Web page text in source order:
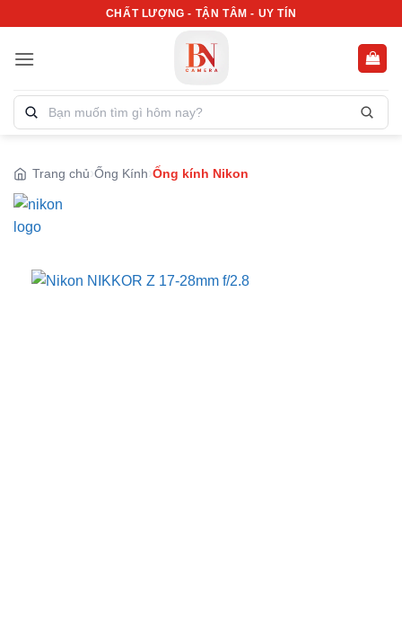
nội
CHẤT LƯỢNG - TẬN TÂM - UY TÍN
Tìm
kiếm
phẩm:
Trang chủ Ống Kính Ống kính Nikon